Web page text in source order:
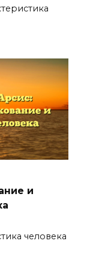
и
человека